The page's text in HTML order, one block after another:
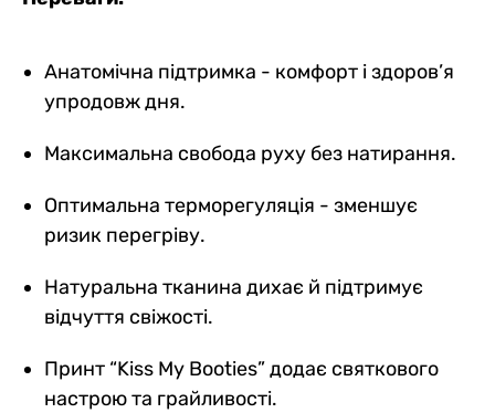
Анатомічна підтримка - комфорт і здоров’я
упродовж дня.
Максимальна свобода руху без натирання.
Оптимальна терморегуляція - зменшує
ризик перегріву.
Натуральна тканина дихає й підтримує
відчуття свіжості.
Принт “Kiss My Booties” додає святкового
настрою та грайливості.